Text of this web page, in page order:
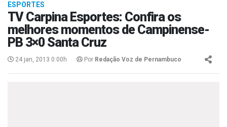
ESPORTES
TV Carpina Esportes: Confira os
melhores momentos de Campinense-
PB 3×0 Santa Cruz
24 jan, 2013 0:00h Por Redação Voz de Pernambuco